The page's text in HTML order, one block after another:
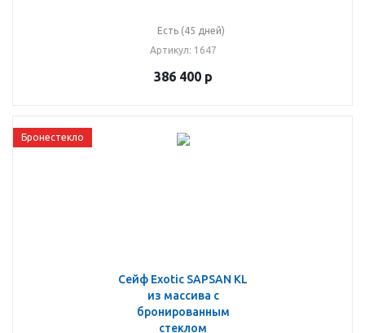
Есть (45 дней)
Артикул: 1647
386 400р
Бронестекло
Сейф Exotic SAPSAN KL
из массива с
бронированным
стеклом